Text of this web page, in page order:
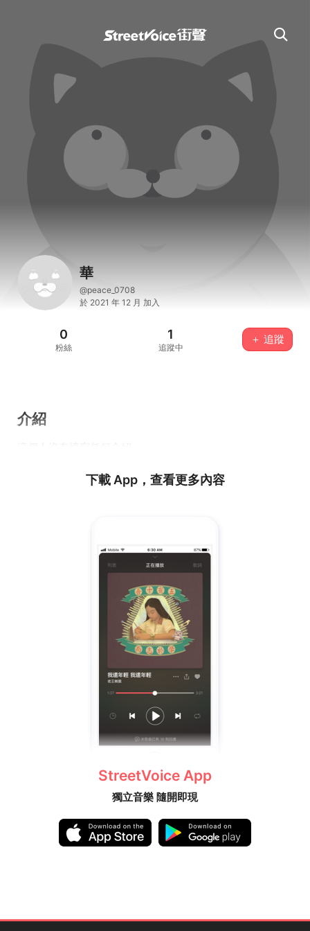
華
@peace_0708
於 2021 年 12 月 加入
0
粉絲
1
追蹤中
＋ 追蹤
介紹
下載 App，查看更多內容
StreetVoice App
獨立音樂 隨開即現